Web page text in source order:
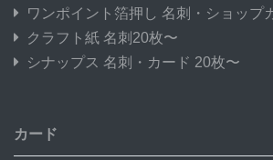
ワンポイント箔押し 名刺・ショップ
クラフト紙 名刺20枚〜
シナップス 名刺・カード 20枚〜
カード